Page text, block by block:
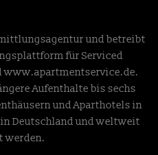
und betreibt
für Serviced
www.apartmentservice.de.
Aufenthalte bis sechs
und Aparthotels in
Deutschland und weltweit
werden.